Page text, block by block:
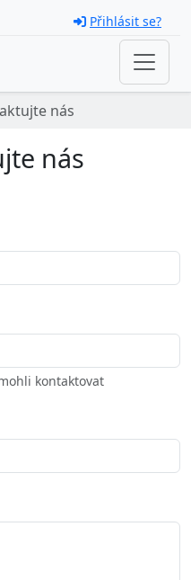
Přihlásit se?
nás
nás
kontaktovat